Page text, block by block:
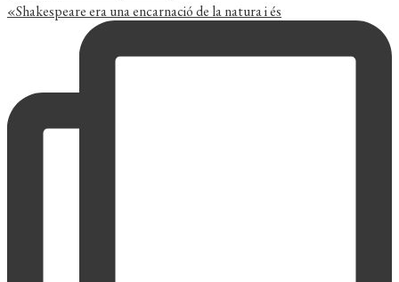
«Shakespeare era una encarnació de la natura i és